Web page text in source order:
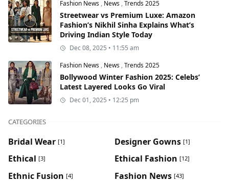
Fashion News , News ,Trends 2025
Streetwear vs Premium Luxe: Amazon
Fashion’s Nikhil Sinha Explains What’s
Driving Indian Style Today
Dec 08, 2025 • 11:55 am
Fashion News , News ,Trends 2025
Bollywood Winter Fashion 2025: Celebs’
Latest Layered Looks Go Viral
Dec 01, 2025 • 12:25 pm
CATEGORIES
Bridal Wear [1] Designer Gowns [1]
Ethical [3] Ethical Fashion [12]
Ethnic Fusion [4] Fashion News [43]